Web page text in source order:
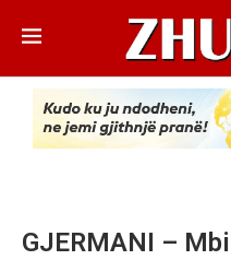
GJERMANI –